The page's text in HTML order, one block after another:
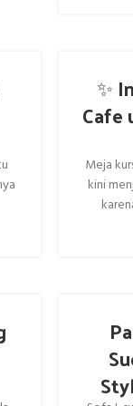
✨
Cafe
Meja
kini